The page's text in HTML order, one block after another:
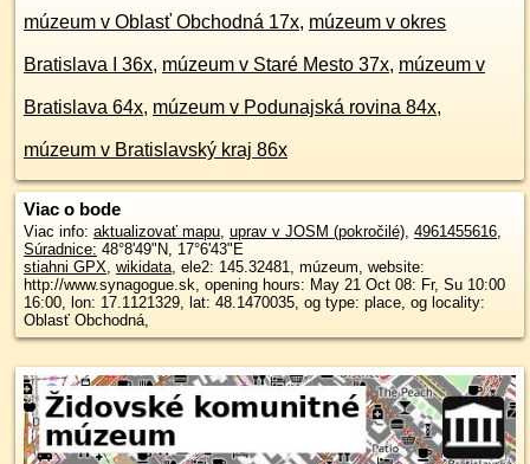
múzeum v Oblasť Obchodná 17x, múzeum v okres
Bratislava I 36x, múzeum v Staré Mesto 37x, múzeum v
Bratislava 64x, múzeum v Podunajská rovina 84x,
múzeum v Bratislavský kraj 86x
Viac o bode
Viac info: aktualizovať mapu, uprav v JOSM (pokročilé), 4961455616,
Súradnice: 48°8'49"N, 17°6'43"E
stiahni GPX, wikidata, ele2: 145.32481, múzeum, website:
http://www.synagogue.sk, opening hours: May 21 Oct 08: Fr, Su 10:00
16:00, lon: 17.1121329, lat: 48.1470035, og type: place, og locality:
Oblasť Obchodná,